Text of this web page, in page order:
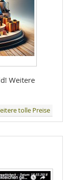
Weitere
tolle Preise